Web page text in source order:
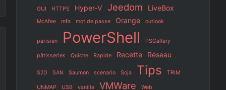
GUI HTTPS Hyper-V Jeedom LiveBox
McAfee mfa mot de passe Orange outlook
parisien PowerShell PSGallery
pâtisseries Quiche Rapide Recette Réseau
S2D SAN Saumon scenario Soja Tips TRIM
UNMAP USB vanille VMWare
Web